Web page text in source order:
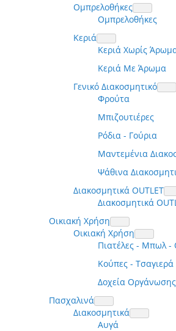
Ομπρελοθήκες
Ομπρελοθήκες
Κεριά
Κεριά Χωρίς
Κεριά Με Άρωμα
Γενικό Διακοσμητικό
Φρούτα
Μπιζουτιέρες
Ρόδια - Γούρια
Μαντεμένια
Ψάθινα
Διακοσμητικά OUTLET
Διακοσμητικά
Οικιακή Χρήση
Οικιακή Χρήση
Πιατέλες - Μπωλ -
Κούπες - Τσαγιερά
Δοχεία Οργάνωσης
Πασχαλινά
Διακοσμητικά
Αυγά